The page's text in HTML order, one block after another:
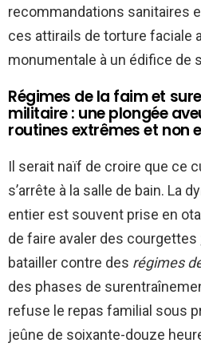
recommandations sanitaires
ces attirails de torture faciale
monumentale à un édifice de
Régimes de la faim et
militaire : une plongée
routines extrêmes et non
Il serait naïf de croire que ce
s’arrête à la salle de bain. La
entier est souvent prise en
de faire avaler des
batailler contre des régimes
des phases de
refuse le repas familial sous
jeûne de soixante-douze